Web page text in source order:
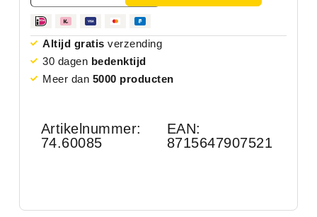
Altijd gratis verzending
30 dagen bedenktijd
Meer dan 5000 producten
Artikelnummer:
74.60085
EAN:
8715647907521